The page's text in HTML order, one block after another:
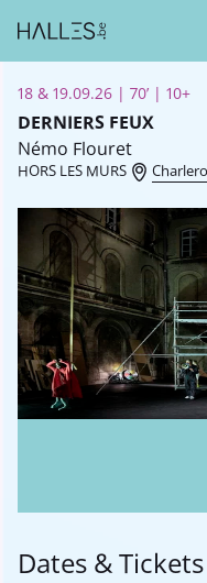
18 & 19.09.26 | 70’ | 10+
DERNIERS FEUX
Némo Flouret
HORS LES MURS
Dates & Tickets